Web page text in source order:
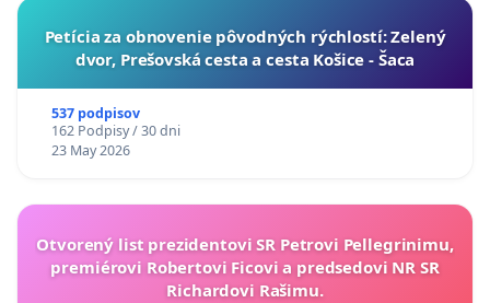
​Petícia za obnovenie pôvodných rýchlostí: Zelený
dvor, Prešovská cesta a cesta Košice - Šaca
537 podpisov
162 Podpisy / 30 dni
23 May 2026
Otvorený list prezidentovi SR Petrovi Pellegrinimu,
premiérovi Robertovi Ficovi a predsedovi NR SR
Richardovi Rašimu.